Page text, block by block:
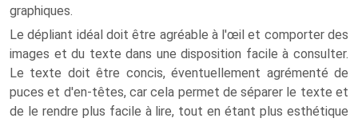
graphiques.
Le dépliant idéal doit être agréable à l'œil et comporter des
images et du texte dans une disposition facile à consulter.
Le texte doit être concis, éventuellement agrémenté de
puces et d'en-têtes, car cela permet de séparer le texte et
de le rendre plus facile à lire, tout en étant plus esthétique